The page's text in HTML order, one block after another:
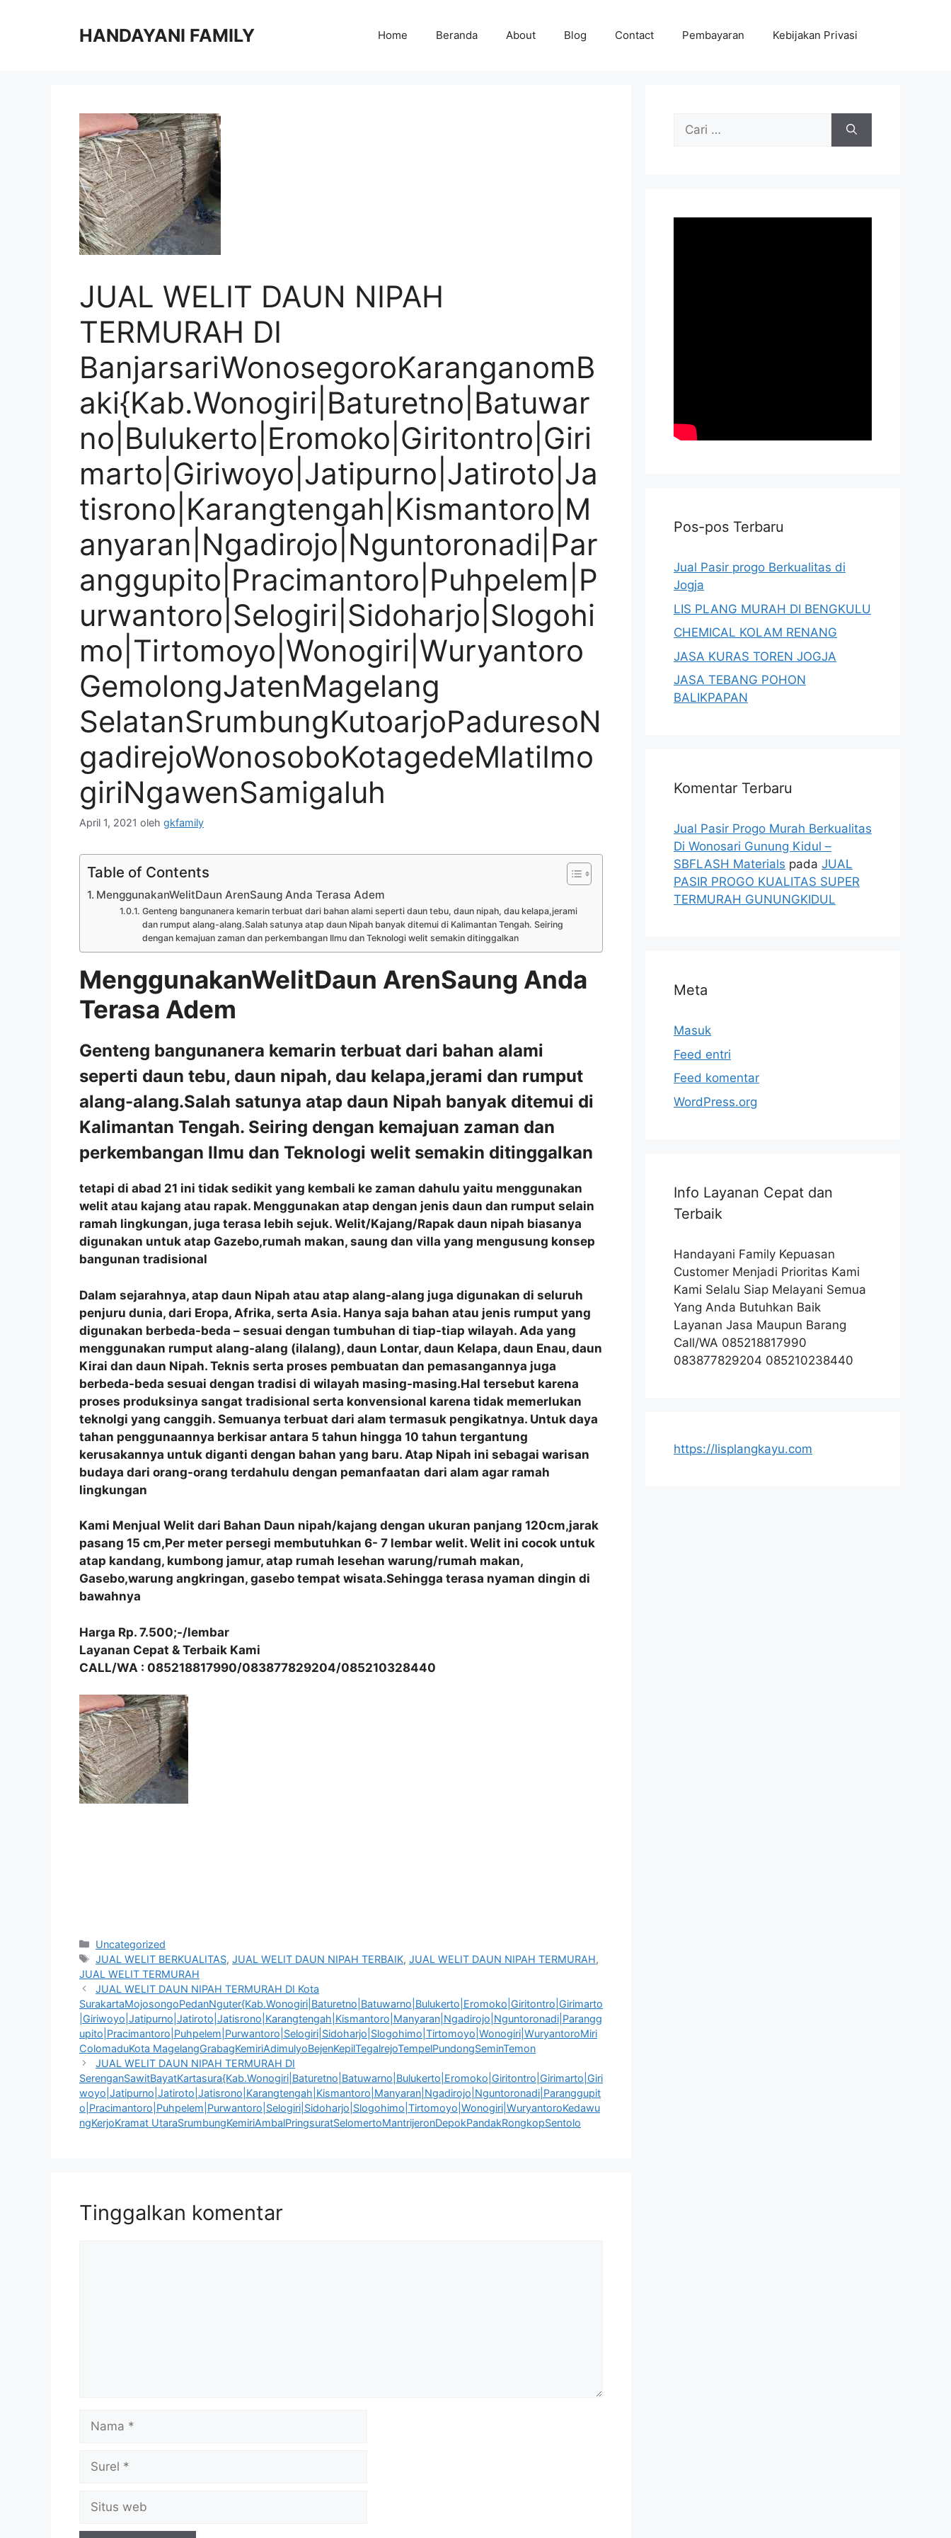
HANDAYANI FAMILY Home Beranda About Blog Contact Pembayaran Kebijakan Privasi
JUAL WELIT DAUN NIPAH
TERMURAH DI
BanjarsariWonosegoroKaranganomB
aki{Kab.Wonogiri|Baturetno|Batuwar
no|Bulukerto|Eromoko|Giritontro|Giri
marto|Giriwoyo|Jatipurno|Jatiroto|Ja
tisrono|Karangtengah|Kismantoro|M
anyaran|Ngadirojo|Nguntoronadi|Par
anggupito|Pracimantoro|Puhpelem|P
urwantoro|Selogiri|Sidoharjo|Slogohi
mo|Tirtomoyo|Wonogiri|Wuryantoro
GemolongJatenMagelang
SelatanSrumbungKutoarjoPaduresoN
gadirejoWonosoboKotagedeMlatiImo
giriNgawenSamigaluh
April 1, 2021 oleh gkfamily
Table of Contents
MenggunakanWelitDaun ArenSaung Anda Terasa Adem
Genteng bangunanera kemarin terbuat dari bahan alami seperti daun tebu, daun nipah, dau kelapa,jerami
dan rumput alang-alang.Salah satunya atap daun Nipah banyak ditemui di Kalimantan Tengah. Seiring
dengan kemajuan zaman dan perkembangan Ilmu dan Teknologi welit semakin ditinggalkan
MenggunakanWelitDaun ArenSaung Anda
Terasa Adem
Genteng bangunanera kemarin terbuat dari bahan alami
seperti daun tebu, daun nipah, dau kelapa,jerami dan rumput
alang-alang.Salah satunya atap daun Nipah banyak ditemui di
Kalimantan Tengah. Seiring dengan kemajuan zaman dan
perkembangan Ilmu dan Teknologi welit semakin ditinggalkan
tetapi di abad 21 ini tidak sedikit yang kembali ke zaman dahulu yaitu menggunakan
welit atau kajang atau rapak. Menggunakan atap dengan jenis daun dan rumput selain
ramah lingkungan, juga terasa lebih sejuk. Welit/Kajang/Rapak daun nipah biasanya
digunakan untuk atap Gazebo,rumah makan, saung dan villa yang mengusung konsep
bangunan tradisional
Dalam sejarahnya, atap daun Nipah atau atap alang-alang juga digunakan di seluruh
penjuru dunia, dari Eropa, Afrika, serta Asia. Hanya saja bahan atau jenis rumput yang
digunakan berbeda-beda – sesuai dengan tumbuhan di tiap-tiap wilayah. Ada yang
menggunakan rumput alang-alang (ilalang), daun Lontar, daun Kelapa, daun Enau, daun
Kirai dan daun Nipah. Teknis serta proses pembuatan dan pemasangannya juga
berbeda-beda sesuai dengan tradisi di wilayah masing-masing.Hal tersebut karena
proses produksinya sangat tradisional serta konvensional karena tidak memerlukan
teknolgi yang canggih. Semuanya terbuat dari alam termasuk pengikatnya. Untuk daya
tahan penggunaannya berkisar antara 5 tahun hingga 10 tahun tergantung
kerusakannya untuk diganti dengan bahan yang baru. Atap Nipah ini sebagai warisan
budaya dari orang-orang terdahulu dengan pemanfaatan dari alam agar ramah
lingkungan
Kami Menjual Welit dari Bahan Daun nipah/kajang dengan ukuran panjang 120cm,jarak
pasang 15 cm,Per meter persegi membutuhkan 6- 7 lembar welit. Welit ini cocok untuk
atap kandang, kumbong jamur, atap rumah lesehan warung/rumah makan,
Gasebo,warung angkringan, gasebo tempat wisata.Sehingga terasa nyaman dingin di
bawahnya
Harga Rp. 7.500;-/lembar
Layanan Cepat & Terbaik Kami
CALL/WA : 085218817990/083877829204/085210328440
Kategori
Uncategorized
Tag
JUAL WELIT BERKUALITAS,JUAL WELIT DAUN NIPAH TERBAIK,JUAL WELIT DAUN NIPAH TERMURAH,
JUAL WELIT TERMURAH
JUAL WELIT DAUN NIPAH TERMURAH DI Kota
SurakartaMojosongoPedanNguter{Kab.Wonogiri|Baturetno|Batuwarno|Bulukerto|Eromoko|Giritontro|Girimarto
|Giriwoyo|Jatipurno|Jatiroto|Jatisrono|Karangtengah|Kismantoro|Manyaran|Ngadirojo|Nguntoronadi|Parangg
upito|Pracimantoro|Puhpelem|Purwantoro|Selogiri|Sidoharjo|Slogohimo|Tirtomoyo|Wonogiri|WuryantoroMiri
ColomaduKota MagelangGrabagKemiriAdimulyoBejenKepilTegalrejoTempelPundongSeminTemon
JUAL WELIT DAUN NIPAH TERMURAH DI
SerenganSawitBayatKartasura{Kab.Wonogiri|Baturetno|Batuwarno|Bulukerto|Eromoko|Giritontro|Girimarto|Giri
woyo|Jatipurno|Jatiroto|Jatisrono|Karangtengah|Kismantoro|Manyaran|Ngadirojo|Nguntoronadi|Paranggupit
o|Pracimantoro|Puhpelem|Purwantoro|Selogiri|Sidoharjo|Slogohimo|Tirtomoyo|Wonogiri|WuryantoroKedawu
ngKerjoKramat UtaraSrumbungKemiriAmbalPringsuratSelomertoMantrijeronDepokPandakRongkopSentolo
Tinggalkan komentar
web
Cari
Pos-pos Terbaru
Jual Pasir progo Berkualitas di
Jogja
LIS PLANG MURAH DI BENGKULU
CHEMICAL KOLAM RENANG
JASA KURAS TOREN JOGJA
JASA TEBANG POHON
BALIKPAPAN
Komentar Terbaru
Jual Pasir Progo Murah Berkualitas
Di Wonosari Gunung Kidul –
SBFLASH Materials pada JUAL
PASIR PROGO KUALITAS SUPER
TERMURAH GUNUNGKIDUL
Meta
Masuk
Feed entri
Feed komentar
WordPress.org
Info Layanan Cepat dan
Terbaik
Handayani Family Kepuasan
Customer Menjadi Prioritas Kami
Kami Selalu Siap Melayani Semua
Yang Anda Butuhkan Baik
Layanan Jasa Maupun Barang
Call/WA 085218817990
083877829204 085210238440
https://lisplangkayu.com